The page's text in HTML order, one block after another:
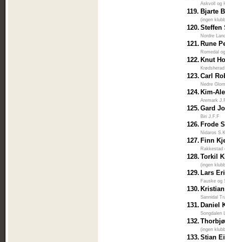
Askvoll og
119. Bjarte
(ingen
120. Steffen
Nordre
121. Rune
Romedal
122. Knut
123. Carl
Nedre
124. Kim-
Aremark
125. Gard
Biri J.F.F
126. Frode
Nidaros
127. Finn
Rakkestad
128. Torkil
(ingen
129. Lars
Fauske og
130.
Sannidal
131. Daniel
Songdalen
132.
(ingen
133. Stian